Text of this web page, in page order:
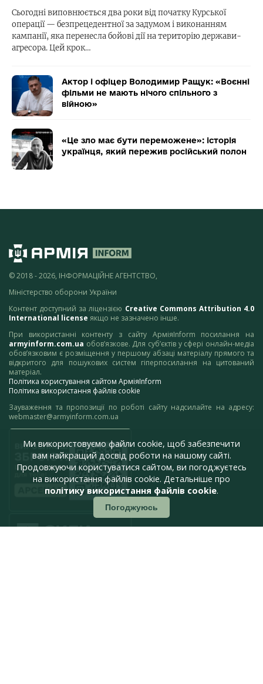
Сьогодні виповнюється два роки від початку Курської
операції — безпрецедентної за задумом і виконанням
кампанії, яка перенесла бойові дії на територію держави-
агресора. Цей крок…
Актор і офіцер Володимир Ращук: «Воєнні
фільми не мають нічого спільного з
війною»
«Це зло має бути переможене»: історія
українця, який пережив російський полон
© 2018 - 2026, ІНФОРМАЦІЙНЕ АГЕНТСТВО,
Міністерство оборони України
Контент доступний за ліцензією Creative Commons Attribution 4.0
International license якщо не зазначено інше.
При використанні контенту з сайту АрміяInform посилання на
armyinform.com.ua обов’язкове. Для суб’єктів у сфері онлайн-медіа
обов’язковим є розміщення у першому абзаці матеріалу прямого та
відкритого для пошукових систем гіперпосилання на цитований
матеріал.
Політика користування сайтом АрміяInform
Політика використання файлів cookie
Зауваження та пропозиції по роботі сайту надсилайте на адресу:
webmaster@armyinform.com.ua
Ми використовуємо файли cookie, щоб забезпечити
вам найкращий досвід роботи на нашому сайті.
Продовжуючи користуватися сайтом, ви погоджуєтесь
на використання файлів cookie. Детальніше про
політику використання файлів cookie.
Погоджуюсь